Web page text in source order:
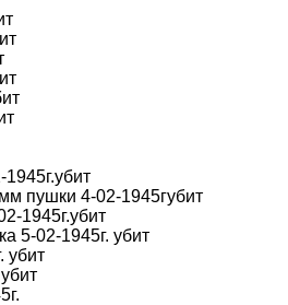
пушки 4-02-1945губит
1945г.убит
5-02-1945г. убит
убит